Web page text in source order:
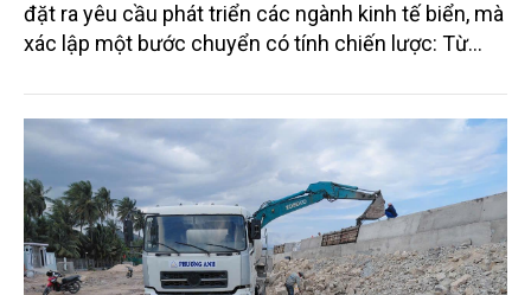
đặt ra yêu cầu phát triển các ngành kinh tế biển, mà
xác lập một bước chuyển có tính chiến lược: Từ
"phát triển kinh tế ven biển" sang "xây dựng quốc
gia biển mạnh". Trong bước chuyển ấy, ngành Nông
nghiệp và Môi trường giữ vai trò đặc biệt quan trọng,
từ hoàn thiện thể chế, quy hoạch không gian biển,
quản lý tài nguyên đến bảo vệ môi trường, phục hồi
hệ sinh thái và kiến tạo sinh kế bền vững cho người
dân ven biển, hải đảo.